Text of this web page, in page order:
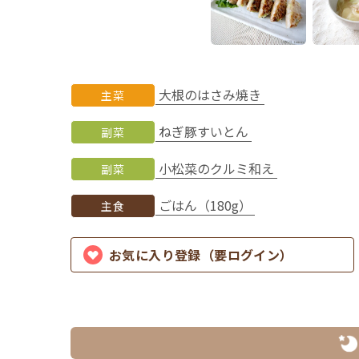
主菜 大根のはさみ焼き
副菜 ねぎ豚すいとん
副菜 小松菜のクルミ和え
主食 ごはん（180g）
お気に入り登録（要ログイン）